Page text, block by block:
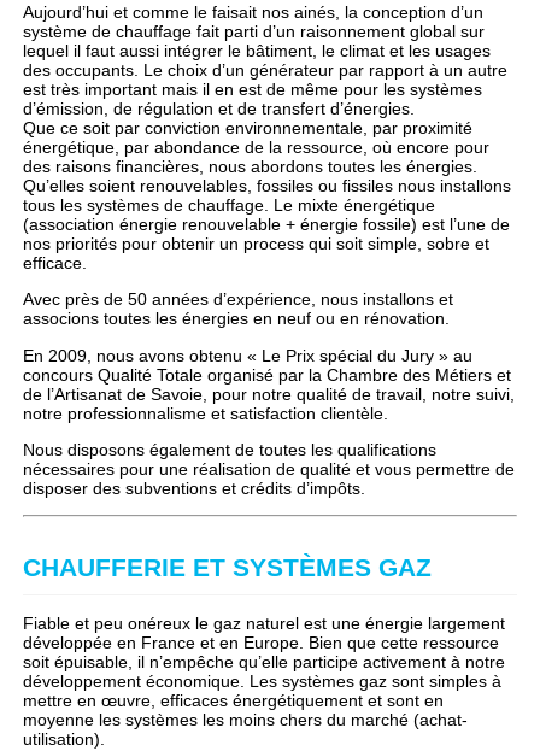
Aujourd’hui et comme le faisait nos ainés, la conception d’un
système de chauffage fait parti d’un raisonnement global sur
lequel il faut aussi intégrer le bâtiment, le climat et les usages
des occupants. Le choix d’un générateur par rapport à un autre
est très important mais il en est de même pour les systèmes
d’émission, de régulation et de transfert d’énergies.
Que ce soit par conviction environnementale, par proximité
énergétique, par abondance de la ressource, où encore pour
des raisons financières, nous abordons toutes les énergies.
Qu’elles soient renouvelables, fossiles ou fissiles nous installons
tous les systèmes de chauffage. Le mixte énergétique
(association énergie renouvelable + énergie fossile) est l’une de
nos priorités pour obtenir un process qui soit simple, sobre et
efficace.
Avec près de 50 années d’expérience, nous installons et
associons toutes les énergies en neuf ou en rénovation.
En 2009, nous avons obtenu « Le Prix spécial du Jury » au
concours Qualité Totale organisé par la Chambre des Métiers et
de l’Artisanat de Savoie, pour notre qualité de travail, notre suivi,
notre professionnalisme et satisfaction clientèle.
Nous disposons également de toutes les qualifications
nécessaires pour une réalisation de qualité et vous permettre de
disposer des subventions et crédits d’impôts.
CHAUFFERIE ET SYSTÈMES GAZ
Fiable et peu onéreux le gaz naturel est une énergie largement
développée en France et en Europe. Bien que cette ressource
soit épuisable, il n’empêche qu’elle participe activement à notre
développement économique. Les systèmes gaz sont simples à
mettre en œuvre, efficaces énergétiquement et sont en
moyenne les systèmes les moins chers du marché (achat-
utilisation).